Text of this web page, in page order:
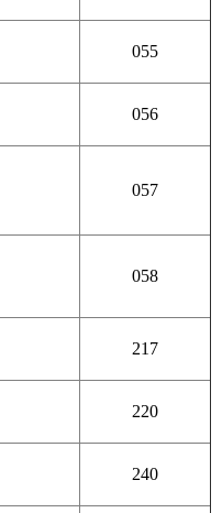
055
056
057
058
217
220
240